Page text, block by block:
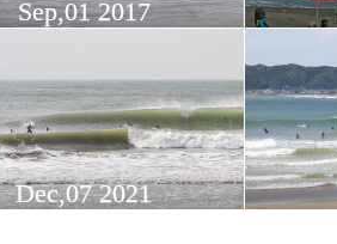
Sep,01 2017
Dec,07 2021